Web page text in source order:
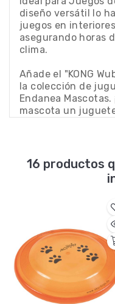
diseño versátil lo
juegos en
asegurando horas
clima.
Añade el "KONG
la colección de
Endanea
mascota un
16 productos